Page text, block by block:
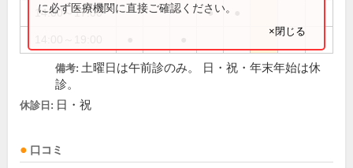
14:00～17:00 ●
に必ず医療機関に直接ご確認ください。
×閉じる
備考: 土曜日は午前診のみ。 日・祝・年末年始は休
診。
休診日: 日・祝
口コミ